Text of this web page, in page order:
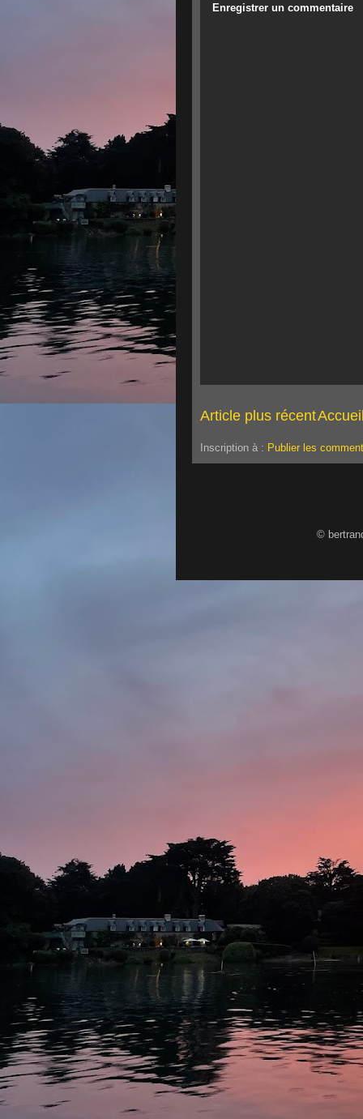
Enregistrer un commentaire
Article plus récent
Inscription à : Publier les
©